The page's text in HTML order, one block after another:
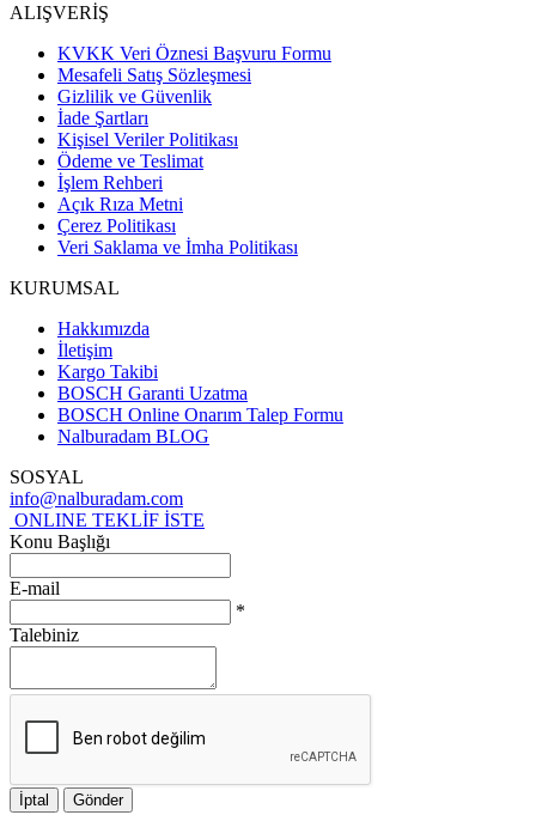
ALIŞVERİŞ
KVKK Veri Öznesi Başvuru Formu
Mesafeli Satış Sözleşmesi
Gizlilik ve Güvenlik
İade Şartları
Kişisel Veriler Politikası
Ödeme ve Teslimat
İşlem Rehberi
Açık Rıza Metni
Çerez Politikası
Veri Saklama ve İmha Politikası
KURUMSAL
Hakkımızda
İletişim
Kargo Takibi
BOSCH Garanti Uzatma
BOSCH Online Onarım Talep Formu
Nalburadam BLOG
SOSYAL
info@nalburadam.com
ONLINE TEKLİF İSTE
Konu Başlığı
E-mail
*
Talebiniz
İptal Gönder